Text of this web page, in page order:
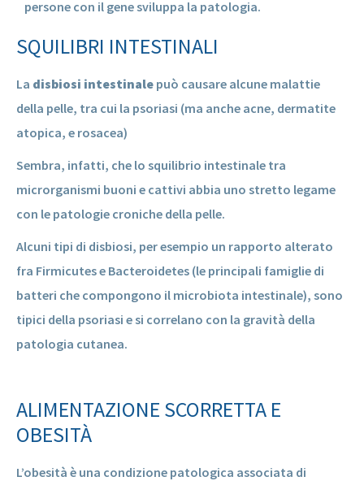
persone con il gene sviluppa la patologia.
SQUILIBRI INTESTINALI
La disbiosi intestinale può causare alcune malattie
della pelle, tra cui la psoriasi (ma anche acne, dermatite
atopica, e rosacea)
Sembra, infatti, che lo squilibrio intestinale tra
microrganismi buoni e cattivi abbia uno stretto legame
con le patologie croniche della pelle.
Alcuni tipi di disbiosi, per esempio un rapporto alterato
fra Firmicutes e Bacteroidetes (le principali famiglie di
batteri che compongono il microbiota intestinale), sono
tipici della psoriasi e si correlano con la gravità della
patologia cutanea.
ALIMENTAZIONE SCORRETTA E
OBESITÀ
L’obesità è una condizione patologica associata di